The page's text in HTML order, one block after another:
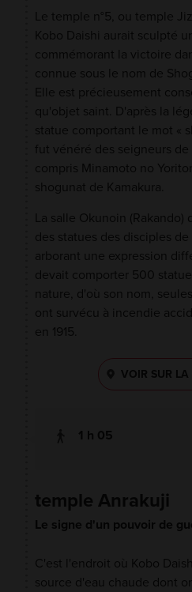
Le temple n°5, ou temple
Kobo Daishi aurait sculpté
commémorant la victoire
connue sous le nom de
Elle est précieusement
qu'objet saint. D'après la
statue comportant le mot «
fut vénéré des seigneurs de
compris Minamoto no
shogunat de Kamakura.
La salle Okunoin (Rakando)
des statues des disciples
arborant une expression
devait comporter 500
nature, d'où son nom,
ont survécu à incendie
en 1915.
VOIR SUR LA
1 h 05
temple Anrakuji
Le signe d'un pouvoir de
C'est l'endroit où Kobo
source d'eau chaude dont